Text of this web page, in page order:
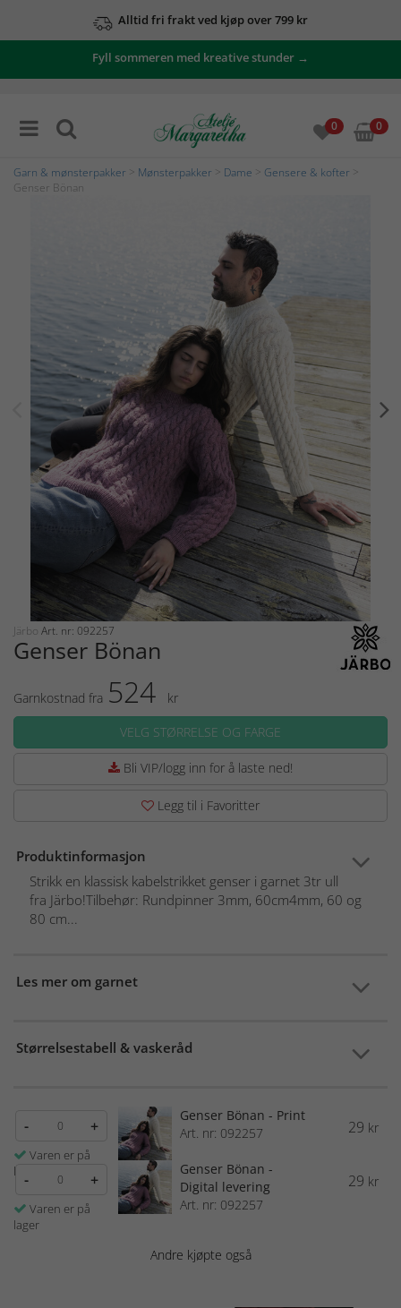
Alltid fri frakt ved kjøp over 799 kr
Fyll sommeren med kreative stunder →
0 0
Garn & mønsterpakker Mønsterpakker Dame Gensere & kofter
Genser Bönan
Järbo Art. nr: 092257
Genser Bönan
Garnkostnad fra 524
kr
VELG STØRRELSE OG FARGE
Bli VIP/logg inn for å laste ned!
Legg til i Favoritter
Produktinformasjon
Strikk en klassisk kabelstrikket genser i garnet 3tr ull
fra Järbo!Tilbehør: Rundpinner 3mm, 60cm4mm, 60 og
80 cm...
Les mer om garnet
Størrelsestabell & vaskeråd
- +
Varen er på
lager
Genser Bönan - Print
Art. nr: 092257
29 kr
- +
Varen er på
lager
Genser Bönan -
Digital levering
Art. nr: 092257
29 kr
Andre kjøpte også